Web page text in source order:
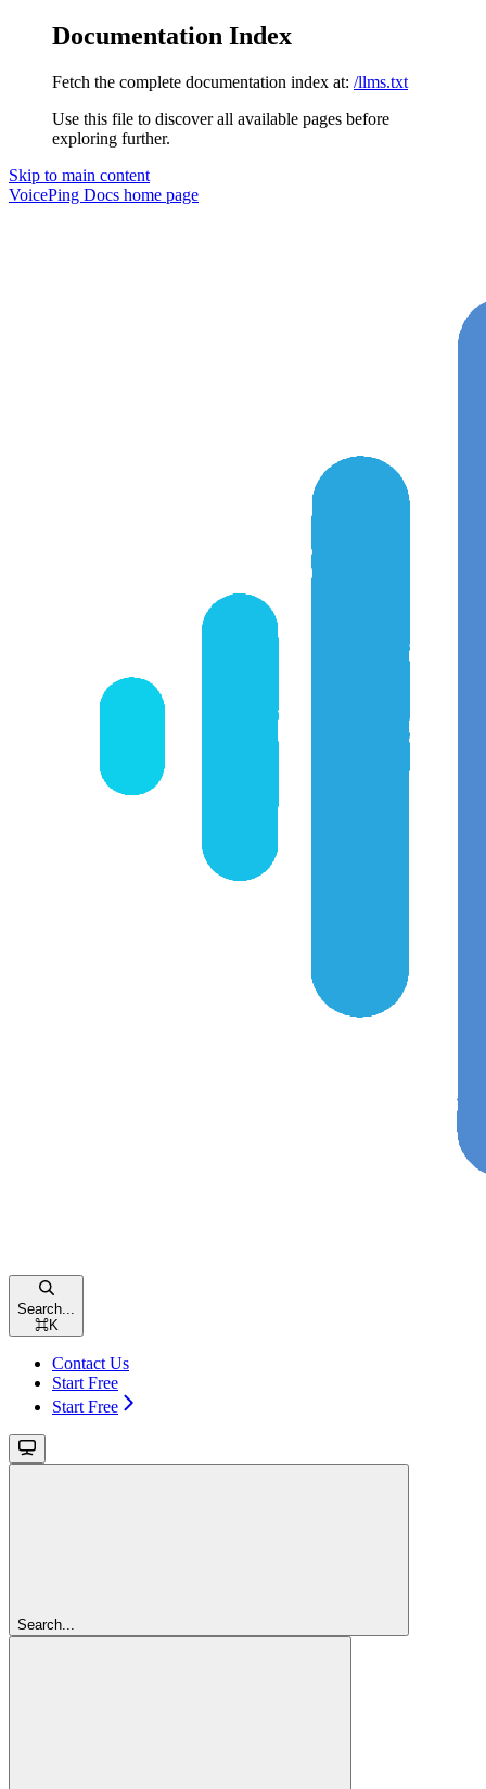
Documentation Index
Fetch the complete documentation index at: /llms.txt
Use this file to discover all available pages before
exploring further.
Skip to main content
VoicePing Docs home page
Search...
⌘K
Contact Us
Start Free
Start Free
Search...